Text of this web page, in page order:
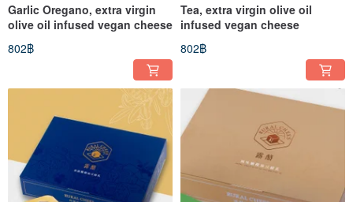
Garlic Oregano, extra virgin
olive oil infused vegan cheese
802฿
Tea, extra virgin olive oil
infused vegan cheese
802฿